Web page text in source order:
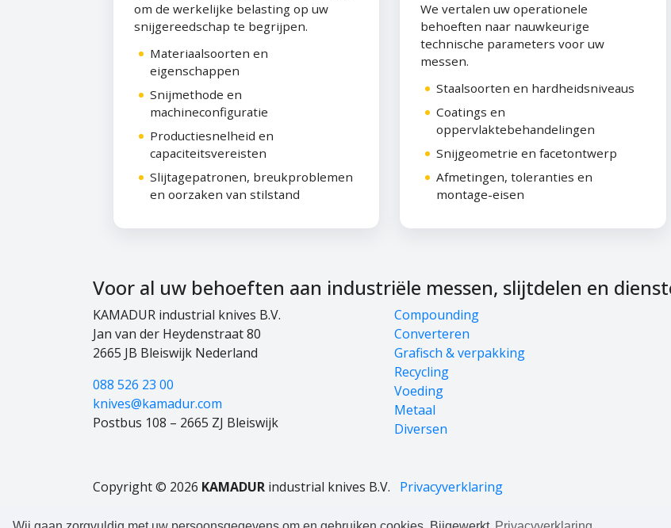
om de werkelijke belasting op uw
snijgereedschap te begrijpen.
Materiaalsoorten en
eigenschappen
Snijmethode en
machineconfiguratie
Productiesnelheid en
capaciteitsvereisten
Slijtagepatronen, breukproblemen
en oorzaken van stilstand
We vertalen uw operationele
behoeften naar nauwkeurige
technische parameters voor uw
messen.
Staalsoorten en hardheidsniveaus
Coatings en
oppervlaktebehandelingen
Snijgeometrie en facetontwerp
Afmetingen, toleranties en
montage-eisen
Voor al uw behoeften aan industriële messen, slijtdelen en
KAMADUR industrial knives B.V.
Jan van der Heydenstraat 80
2665 JB Bleiswijk Nederland
088 526 23 00
knives@kamadur.com
Postbus 108 – 2665 ZJ Bleiswijk
Compounding
Converteren
Grafisch & verpakking
Recycling
Voeding
Metaal
Diversen
Copyright © 2026 KAMADUR industrial knives B.V. Privacyverklaring
Boek een gratis consultatiegesprek